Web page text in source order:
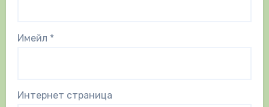
Имейл *
Интернет страница